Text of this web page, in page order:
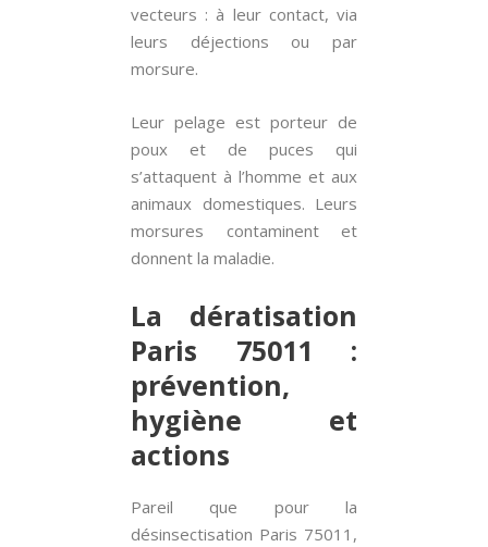
vecteurs : à leur contact, via
leurs déjections ou par
morsure.
Leur pelage est porteur de
poux et de puces qui
s’attaquent à l’homme et aux
animaux domestiques. Leurs
morsures contaminent et
donnent la maladie.
La dératisation
Paris 75011 :
prévention,
hygiène et
actions
Pareil que pour la
désinsectisation Paris 75011,